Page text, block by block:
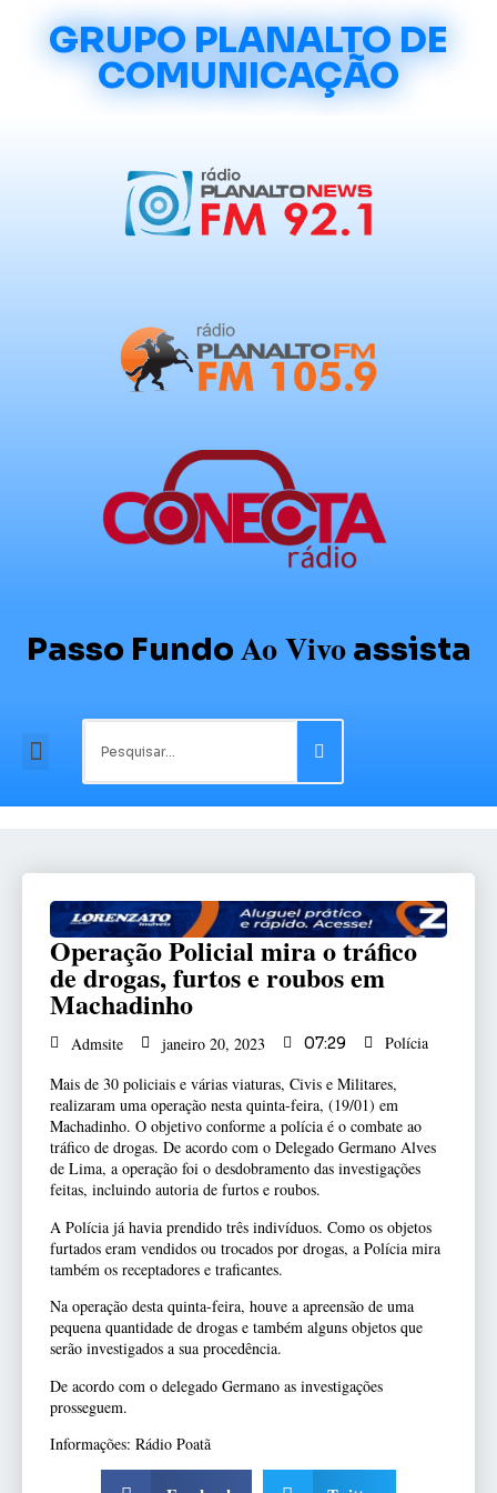
GRUPO PLANALTO DE
COMUNICAÇÃO
Passo Fundo Ao Vivo assista
Operação Policial mira o tráfico
de drogas, furtos e roubos em
Machadinho
Admsite janeiro 20, 2023 07:29
Polícia
Mais de 30 policiais e várias viaturas, Civis e Militares,
realizaram uma operação nesta quinta-feira, (19/01) em
Machadinho. O objetivo conforme a polícia é o combate ao
tráfico de drogas. De acordo com o Delegado Germano Alves
de Lima, a operação foi o desdobramento das investigações
feitas, incluindo autoria de furtos e roubos.
A Polícia já havia prendido três indivíduos. Como os objetos
furtados eram vendidos ou trocados por drogas, a Polícia mira
também os receptadores e traficantes.
Na operação desta quinta-feira, houve a apreensão de uma
pequena quantidade de drogas e também alguns objetos que
serão investigados a sua procedência.
De acordo com o delegado Germano as investigações
prosseguem.
Informações: Rádio Poatã